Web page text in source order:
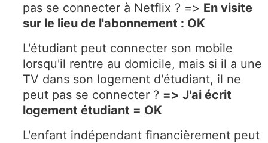
pas se connecter à Netflix ? => En visite
sur le lieu de l'abonnement : OK
L'étudiant peut connecter son mobile
lorsqu'il rentre au domicile, mais si il a une
TV dans son logement d'étudiant, il ne
peut pas se connecter ? => J'ai écrit
logement étudiant = OK
L'enfant indépendant financièrement peut